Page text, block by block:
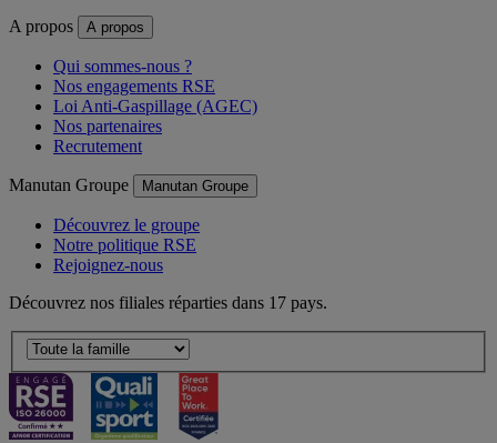
A propos A propos
Qui sommes-nous ?
Nos engagements RSE
Loi Anti-Gaspillage (AGEC)
Nos partenaires
Recrutement
Manutan Groupe Manutan Groupe
Découvrez le groupe
Notre politique RSE
Rejoignez-nous
Découvrez nos filiales réparties dans 17 pays.